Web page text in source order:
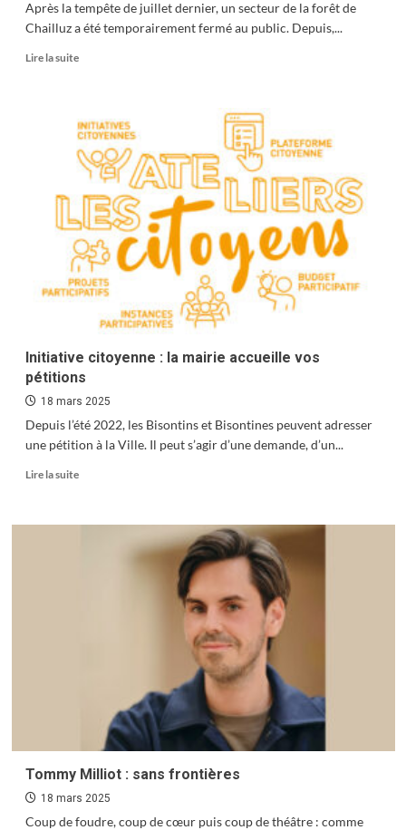
Après la tempête de juillet dernier, un secteur de la forêt de
Chailluz a été temporairement fermé au public. Depuis,...
Lire la suiteEn
Chailluz,
la
forêt
tout
entière
Initiative citoyenne : la mairie accueille vos
pétitions
18 mars 2025
Depuis l’été 2022, les Bisontins et Bisontines peuvent adresser
une pétition à la Ville. Il peut s’agir d’une demande, d’un...
Lire la suiteEn
sur
Tommy Milliot : sans frontières
18 mars 2025
Coup de foudre, coup de cœur puis coup de théâtre : comme